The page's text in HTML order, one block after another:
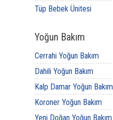
Tüp Bebek Ünitesi
Yoğun Bakım
Cerrahi Yoğun Bakım
Dahili Yoğun Bakım
Kalp Damar Yoğun Bakım
Koroner Yoğun Bakım
Yeni Doğan Yoğun Bakım